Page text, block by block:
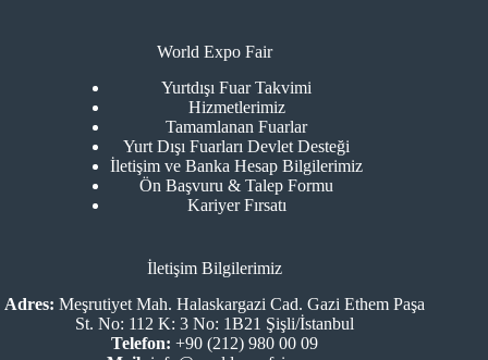
World Expo Fair
Yurtdışı Fuar Takvimi
Hizmetlerimiz
Tamamlanan Fuarlar
Yurt Dışı Fuarları Devlet Desteği
İletişim ve Banka Hesap Bilgilerimiz
Ön Başvuru & Talep Formu
Kariyer Fırsatı
İletişim Bilgilerimiz
Adres: Meşrutiyet Mah. Halaskargazi Cad. Gazi Ethem Paşa
St. No: 112 K: 3 No: 1B21 Şişli/İstanbul
Telefon: +90 (212) 980 00 09